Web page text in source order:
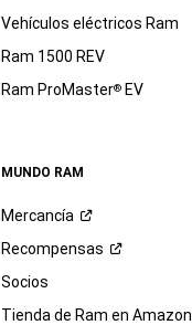
Vehículos eléctricos Ram
Ram 1500 REV
Ram ProMaster®EV
MUNDO RAM
Mercancía
Recompensas
Socios
Tienda de Ram en Amazon